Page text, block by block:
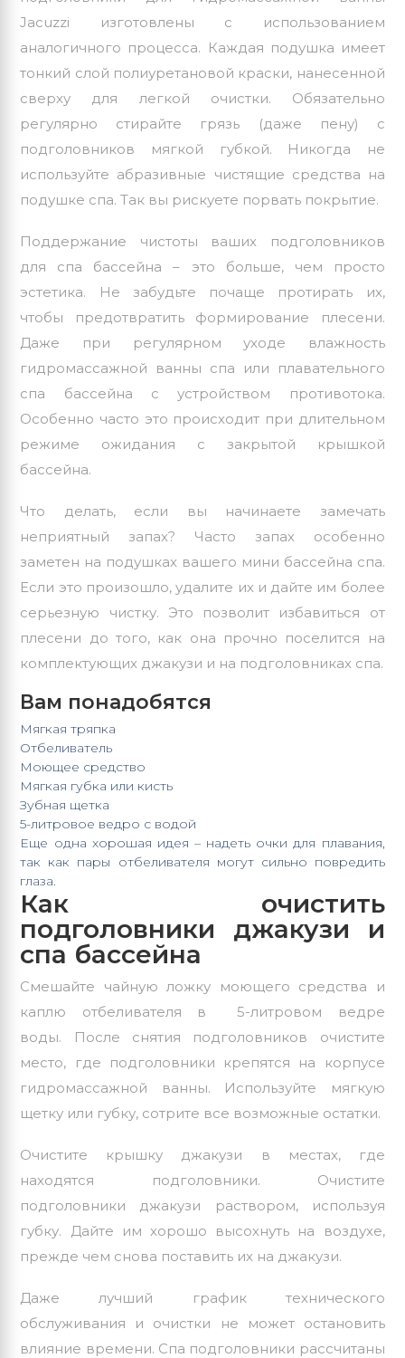
Jacuzzi изготовлены с использованием
аналогичного процесса. Каждая подушка имеет
тонкий слой полиуретановой краски, нанесенной
сверху для легкой очистки. Обязательно
регулярно стирайте грязь (даже пену) с
подголовников мягкой губкой. Никогда не
используйте абразивные чистящие средства на
подушке спа. Так вы рискуете порвать покрытие.
Поддержание чистоты ваших подголовников
для спа бассейна – это больше, чем просто
эстетика. Не забудьте почаще протирать их,
чтобы предотвратить формирование плесени.
Даже при регулярном уходе влажность
гидромассажной ванны спа или плавательного
спа бассейна с устройством противотока.
Особенно часто это происходит при длительном
режиме ожидания с закрытой крышкой
бассейна.
Что делать, если вы начинаете замечать
неприятный запах? Часто запах особенно
заметен на подушках вашего мини бассейна спа.
Если это произошло, удалите их и дайте им более
серьезную чистку. Это позволит избавиться от
плесени до того, как она прочно поселится на
комплектующих джакузи и на подголовниках спа.
Вам понадобятся
Мягкая тряпка
Отбеливатель
Моющее средство
Мягкая губка или кисть
Зубная щетка
5-литровое ведро с водой
Еще одна хорошая идея – надеть очки для плавания,
так как пары отбеливателя могут сильно повредить
глаза.
Как очистить
подголовники джакузи и
спа бассейна
Смешайте чайную ложку моющего средства и
каплю отбеливателя в 5-литровом ведре
воды. После снятия подголовников очистите
место, где подголовники крепятся на корпусе
гидромассажной ванны. Используйте мягкую
щетку или губку, сотрите все возможные остатки.
Очистите крышку джакузи в местах, где
находятся подголовники. Очистите
подголовники джакузи раствором, используя
губку. Дайте им хорошо высохнуть на воздухе,
прежде чем снова поставить их на джакузи.
Даже лучший график технического
обслуживания и очистки не может остановить
влияние времени. Спа подголовники ​​рассчитаны